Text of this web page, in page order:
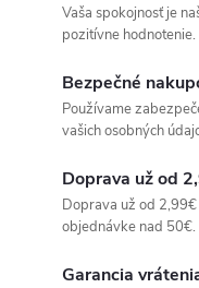
Vaša spokojnosť je
pozitívne hodnotenie.
Bezpečné
Používame
vašich osobných
Doprava už od
Doprava už od
objednávke nad 50€.
Garancia